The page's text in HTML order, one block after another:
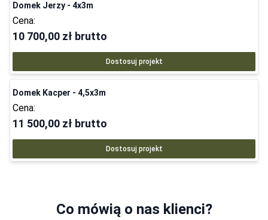
Domek Jerzy - 4x3m
Cena:
10 700,00 zł brutto
Dostosuj projekt
Domek Kacper - 4,5x3m
Cena:
11 500,00 zł brutto
Dostosuj projekt
Co mówią o nas klienci?